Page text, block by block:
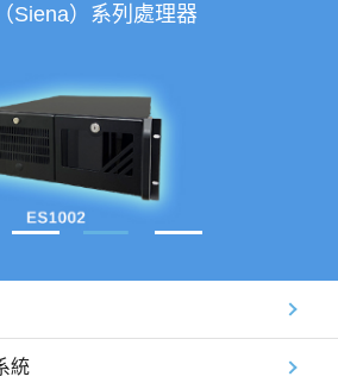
Siena）系列處理器
統